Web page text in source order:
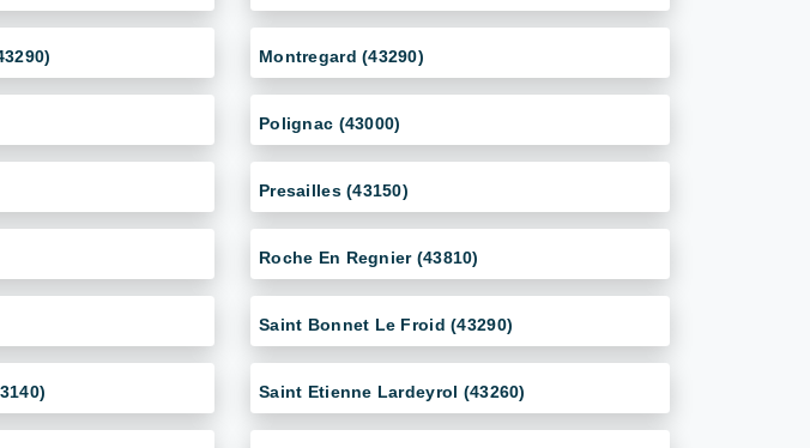
Montregard (43290)
Polignac (43000)
Presailles (43150)
Roche En Regnier (43810)
Saint Bonnet Le Froid (43290)
Saint Etienne Lardeyrol (43260)